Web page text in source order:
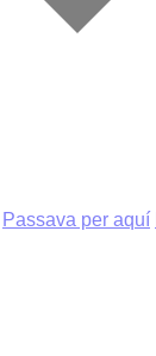
Passava per aquí